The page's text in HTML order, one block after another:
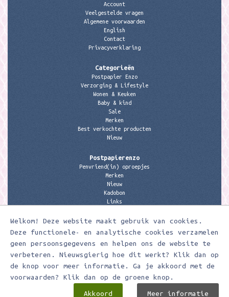
Welkom! Deze website maakt gebruik van cookies.
Deze functionele- en analytische cookies verzamelen
geen persoonsgegevens en helpen ons de website te
verbeteren. Nieuwsgierig hoe dit werkt? Klik dan op
de knop voor meer informatie. Ga je akkoord met de
voorwaarden? Klik dan op de groene knop.
Akkoord Meer informatie
Account
Veelgestelde vragen
Algemene voorwaarden
English
Contact
Privacyverklaring
Categorieën
Postpapier Enzo
Verzorging & Lifestyle
Wonen & Keuken
Baby & kind
Sale
Merken
Best verkochte producten
Nieuw
Postpapierenzo
Penvriend(in) oproepjes
Merken
Nieuw
Kadobon
Links
Contactgegevens
Meerleuks
anita@meerleuks.nl
06 – 107 163 36
KVK nummer: 58807179
BTW nummer: 853190859B01